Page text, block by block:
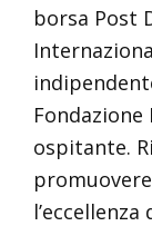
borsa Post
ospitante.